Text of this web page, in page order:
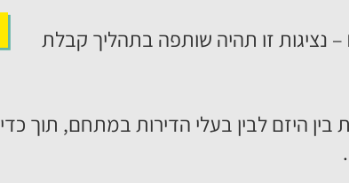
– נציגות זו תהיה שותפה בתהליך קבלת
היזם לבין בעלי הדירות במתחם, תוך כדי